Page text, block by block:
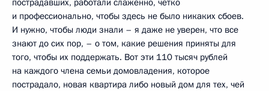
и профессионально, чтобы здесь не было никаких сбоев.
И нужно, чтобы люди знали – я даже не уверен, что все
знают до сих пор, – о том, какие решения приняты для
того, чтобы их поддержать. Вот эти 110 тысяч рублей
на каждого члена семьи домовладения, которое
пострадало, новая квартира либо новый дом для тех, чей